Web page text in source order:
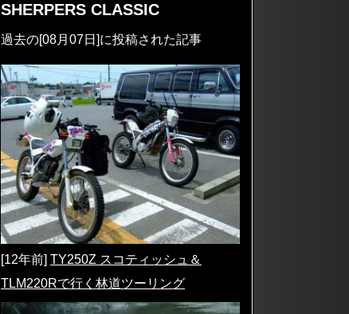
SHERPERS CLASSIC
過去の[08月07日]に投稿された記事
[12年前] TY250Z スコティッシュ＆
TLM220Rで行く林道ツーリング